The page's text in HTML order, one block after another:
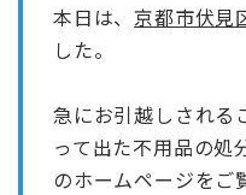
本日は、京都市伏見
した。
急にお引越しされる
って出た不用品の処
のホームページをご